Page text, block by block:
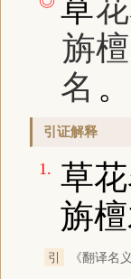
草
旃檀
名 。
引证解释
1. 草
旃
引 《翻译名